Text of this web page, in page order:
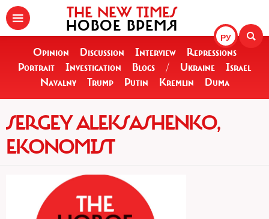
РУ
THE NEW TIMES
НОВОЕ ВРЕМЯ
Opinion Discussion Interview
Repressions
Portrait
Investigation Blogs / Ukraine
Israel
Navalny
Trump Putin Kremlin Duma
SERGEY ALEKSASHENKO,
EKONOMIST